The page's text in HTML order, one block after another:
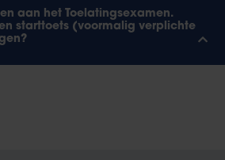
aan het Toelatingsexamen.
starttoets (voormalig verplichte